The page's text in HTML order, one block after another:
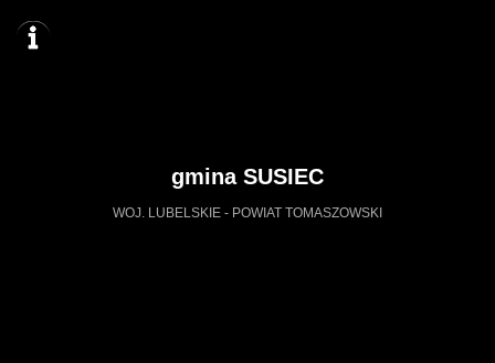
gmina SUSIEC
WOJ. LUBELSKIE - POWIAT TOMASZOWSKI